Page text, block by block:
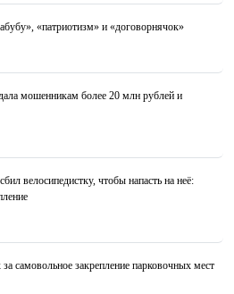
«патриотизм» и «договорнячок»
мошенникам более 20 млн рублей и
велосипедистку, чтобы напасть на неё:
самовольное закрепление парковочных мест